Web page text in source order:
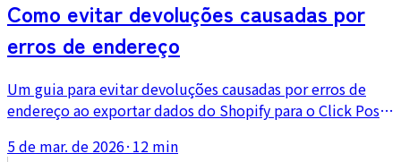
Como evitar devoluções causadas por
erros de endereço
Um guia para evitar devoluções causadas por erros de
endereço ao exportar dados do Shopify para o Click Post.
endereço e problemas de largura total e meia largura.
5 de mar. de 2026· 12 min